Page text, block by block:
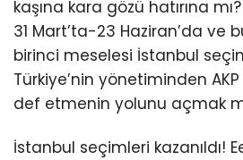
kaşına kara gözü hatırına mı?
31 Mart’ta-23 Haziran’da ve
birinci meselesi İstanbul
Türkiye’nin yönetiminden
def etmenin yolunu açmak
İstanbul seçimleri kazanıldı!